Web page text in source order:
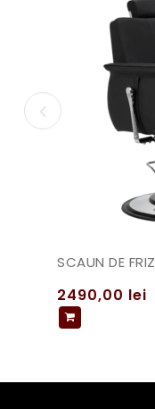
SCAUN DE
2490,00 lei